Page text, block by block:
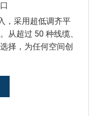
，采用超低调齐平
从超过 50 种线缆、
择，为任何空间创